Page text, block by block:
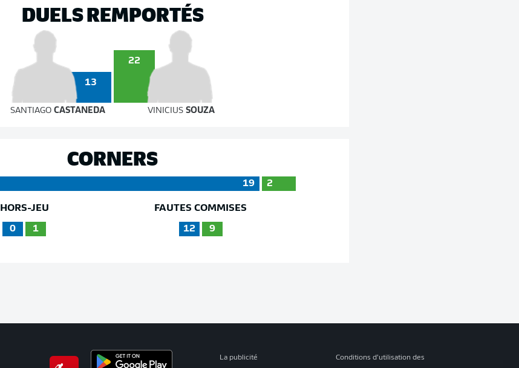
DUELS REMPORTÉS
13
22
SANTIAGOCASTANEDA VINICIUS SOUZA
CORNERS
19 2
HORS-JEU
0 1
FAUTES COMMISES
12 9
La publicité Conditions d’utilisation des